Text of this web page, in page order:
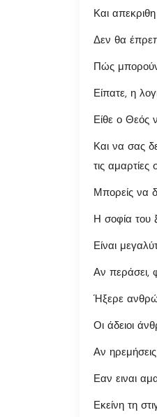
Και
Δεν θα
Πώς μπορούν
Είπατε, η
Είθε ο Θεός
Και να σας
τις αμαρτίες
Μπορείς να
Η σοφία του
Είναι
Αν περάσει,
Ήξερε
Οι άδειοι
Αν
Εαν ειναι
Εκείνη τη